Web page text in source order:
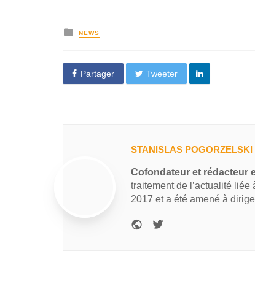
NEWS
Partager Tweeter
STANISLAS POGORZELSKI
Cofondateur et rédacteur
traitement de l’actualité
2017 et a été amené à